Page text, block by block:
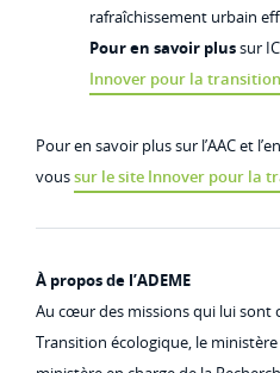
rafraîchissement urbain
Pour en savoir plussur
Innover pour la
Pour en savoir plus sur l’AAC et
voussur le site Innover pour la
À propos de l’ADEME
Au cœur des missions qui lui sont
Transition écologique, le